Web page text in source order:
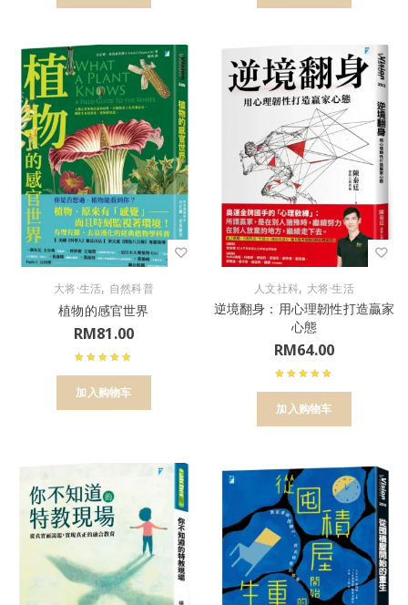
大将·生活, 自然科普
植物的感官世界
RM81.00
加入购物车
人文社科, 大将·生活
逆境翻身：用心理韌性打造贏家
心態
RM64.00
加入购物车